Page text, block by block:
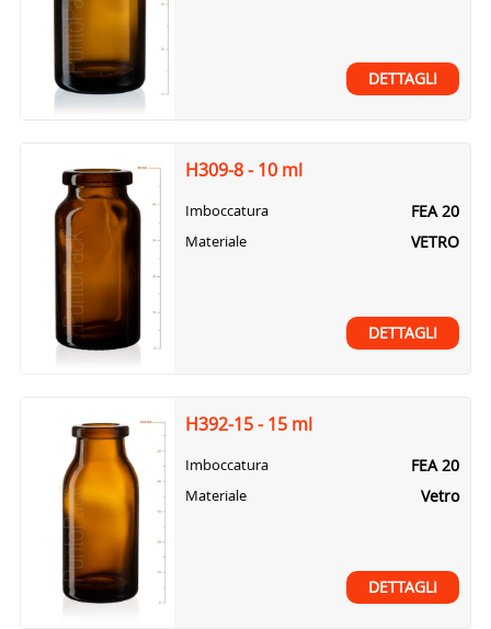
DETTAGLI
H309-8 - 10 ml
Imboccatura FEA 20
Materiale VETRO
DETTAGLI
H392-15 - 15 ml
Imboccatura FEA 20
Materiale Vetro
DETTAGLI